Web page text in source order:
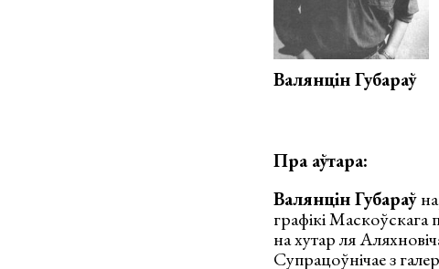
Валянцін Губараў
Пра аўтара:
Валянцін Губараў
графікі Маскоўскага
на хутар ля
Супрацоўнічае з